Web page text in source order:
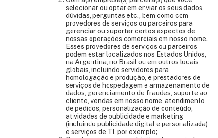
selecionar ou optar em enviar os seus dados,
dúvidas, perguntas etc., bem como com
provedores de serviços ou parceiros para
gerenciar ou suportar certos aspectos de
nossas operações comerciais em nosso nome.
Esses provedores de serviços ou parceiros
podem estar localizados nos Estados Unidos,
na Argentina, no Brasil ou em outros locais
globais, incluindo servidores para
homologação e produção, e prestadores de
serviços de hospedagem e armazenamento de
dados, gerenciamento de fraudes, suporte ao
cliente, vendas em nosso nome, atendimento
de pedidos, personalização de conteúdo,
atividades de publicidade e marketing
(incluindo publicidade digital e personalizada)
e serviços de TI, por exemplo;